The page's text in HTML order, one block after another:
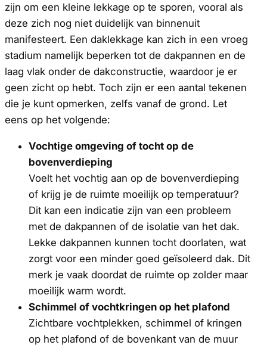
zijn om een kleine lekkage op te sporen, vooral als
deze zich nog niet duidelijk van binnenuit
manifesteert. Een daklekkage kan zich in een vroeg
stadium namelijk beperken tot de dakpannen en de
laag vlak onder de dakconstructie, waardoor je er
geen zicht op hebt. Toch zijn er een aantal tekenen
die je kunt opmerken, zelfs vanaf de grond. Let
eens op het volgende:
Vochtige omgeving of tocht op de
bovenverdieping
Voelt het vochtig aan op de bovenverdieping
of krijg je de ruimte moeilijk op temperatuur?
Dit kan een indicatie zijn van een probleem
met de dakpannen of de isolatie van het dak.
Lekke dakpannen kunnen tocht doorlaten, wat
zorgt voor een minder goed geïsoleerd dak. Dit
merk je vaak doordat de ruimte op zolder maar
moeilijk warm wordt.
Schimmel of vochtkringen op het plafond
Zichtbare vochtplekken, schimmel of kringen
op het plafond of de bovenkant van de muur